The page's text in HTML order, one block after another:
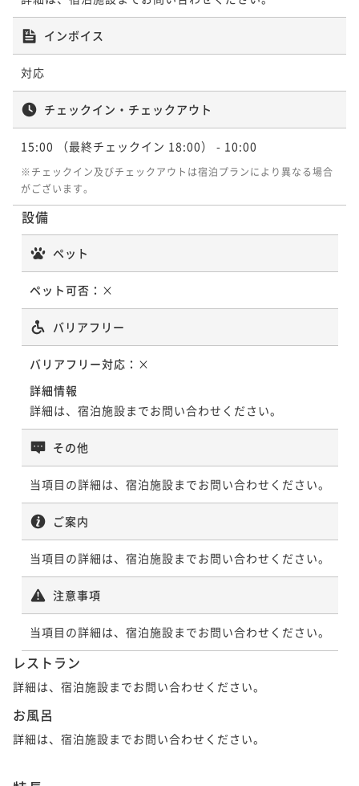
インボイス
対応
チェックイン・チェックアウト
15:00 （最終チェックイン 18:00） - 10:00
※チェックイン及びチェックアウトは宿泊プランにより異なる場合
がございます。
設備
ペット
ペット可否： ×
バリアフリー
バリアフリー対応： ×
詳細情報
詳細は、宿泊施設までお問い合わせください。
その他
当項目の詳細は、宿泊施設までお問い合わせください。
ご案内
当項目の詳細は、宿泊施設までお問い合わせください。
注意事項
当項目の詳細は、宿泊施設までお問い合わせください。
レストラン
詳細は、宿泊施設までお問い合わせください。
お風呂
詳細は、宿泊施設までお問い合わせください。